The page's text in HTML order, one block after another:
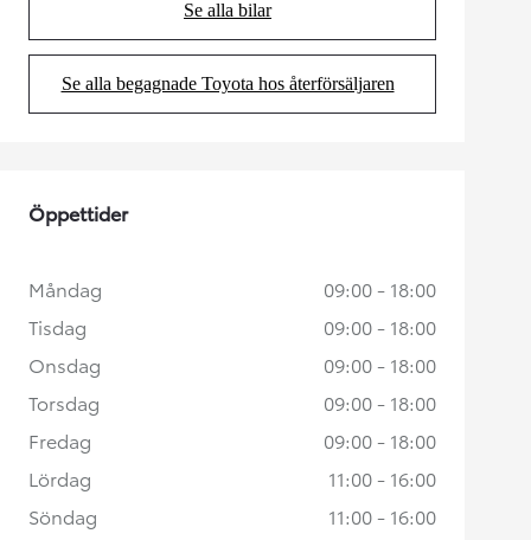
Se alla bilar
(Opens in new tab)
Se alla begagnade Toyota hos återförsäljaren
(Opens in new tab)
Öppettider
Måndag
09:00 - 18:00
Tisdag
09:00 - 18:00
Onsdag
09:00 - 18:00
Torsdag
09:00 - 18:00
Fredag
09:00 - 18:00
Lördag
11:00 - 16:00
Söndag
11:00 - 16:00